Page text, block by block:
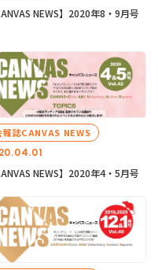
NEWS】2020年8・9月号
報誌CANVAS NEWS
NEWS】2020年4・5月号